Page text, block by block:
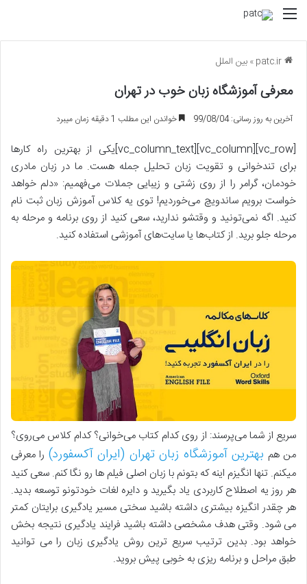
منو
»بین الملل
معرفی آموزشگاه زبان خوب در تهران
آخرین به روز رسانی: 99/08/04 خواندن این مطلب 1 دقیقه زمان میبرد
[vc_row][vc_column][vc_column_text]یکی از بهترین راه کارها
برای تندخوانی و تقویت زبان تحلیل جمله هست. ما در زبان مادری
خودمان، گرامر را از روی زشتی و زیبایی جملات می‌فهمیم: «دلم خواهد
خواست برویم ساندویچ می‌خوردیم! توی یه کلاس آموزش زبان ثبت نام
کنید. اگه نمی‌تونید و وقتشو ندارید، سعی کنید از روی برنامه و مرحله به
مرحله جلو برید. از کتاب‌ها یا سایت‌های آموزشی استفاده کنید.
سریع از شما می‌پرسند: از روی کدام کتاب می‌خوانی؟ کدام کلاس می‌روی؟
من هم بهترین آموزشگاه زبان تهران (ایران آکسفورد) را معرفی
میکنم. تنها انگیزم اینه که بتونم با زبان اصلی فیلم ها رو نگا کنم. سعی کنید
هر روز یه اصطلاح کاربردی یاد بگیرید و دایره لغات خودتونو توسعه بدید.
هر چقدر انگیزه بیشتری داشته باشید سختی مسیر یادگیری برایتان کمتر
می شود. وقتی هدف مشخصی داشته باشید فرایند یادگیری نتیجه بخش
خواهد بود. بدین ترتیب سریع ترین روش یادگیری زبان را می توانید
طبق مراحل و برنامه ریزی به خوبی پیش بروید.